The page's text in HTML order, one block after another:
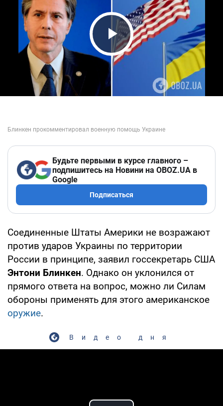
Play Video
Будьте первыми в курсе главного –
подпишитесь на Новини на OBOZ.UA в
Google
Подписаться
Соединенные Штаты Америки не возражают
против ударов Украины по территории
России в принципе, заявил госсекретарь США
Энтони Блинкен. Однако он уклонился от
прямого ответа на вопрос, можно ли Силам
обороны применять для этого американское
оружие.
Видео дня